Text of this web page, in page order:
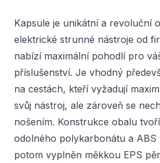
Kapsule je unikátní a revoluční
elektrické strunné nástroje od
nabízí maximální pohodlí pro
příslušenství. Je vhodný
na cestách, kteří vyžadují
svůj nástroj, ale zároveň se
nošením. Konstrukce obalu
odolného polykarbonátu a ABS
potom vyplněn měkkou EPS